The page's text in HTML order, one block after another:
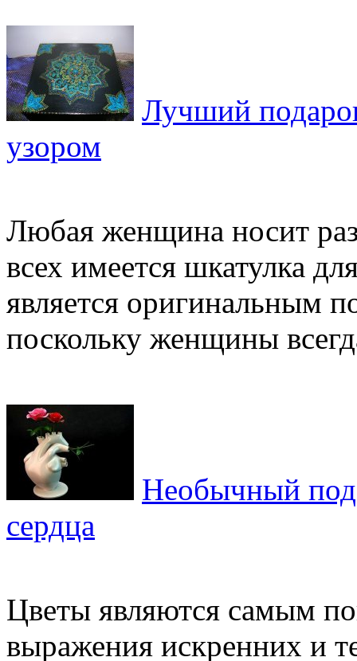
Лучший
узором
Любая женщина носит
всех имеется шкатулка
является оригинальным
поскольку женщины
Необычный
сердца
Цветы являются самым
выражения искренних и